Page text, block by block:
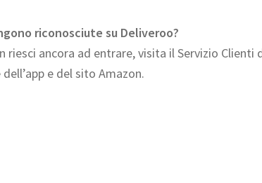
riconosciute su Deliveroo?
ancora ad entrare, visita il Servizio Clienti
e del sito Amazon.